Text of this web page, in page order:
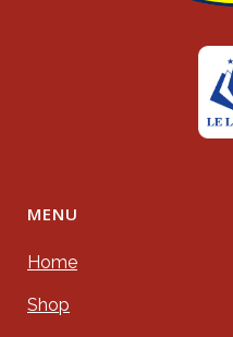
MENU
Home
Shop